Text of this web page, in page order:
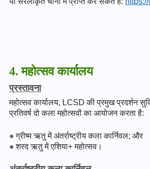
4. महोत्सव कार्यालय
प्रस्तावना
महोत्सव कार्यालय, LCSD की प्रमुख प्रदर्शन
प्रतिवर्ष दो कला महोत्सवों का आयोजन करता है:
ग्रीष्म ऋतु में अंतर्राष्ट्रीय कला कार्निवल; और
शरद ऋतु में एशिया+ महोत्सव।